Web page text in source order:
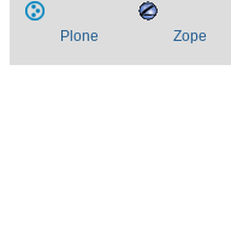
Plone Zope